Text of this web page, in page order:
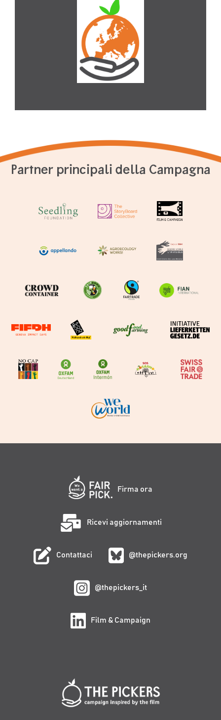
Partner principali della Campagna
Firma ora
Ricevi aggiornamenti
Contattaci @thepickers.org
@thepickers_it
Film & Campaign